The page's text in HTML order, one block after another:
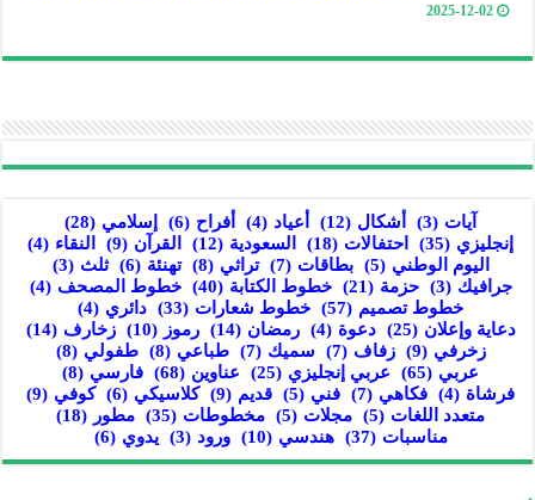
2025-12-02
آيات (3) أشكال (12) أعياد (4) أفراح (6) إسلامي (28)
إنجليزي (35) احتفالات (18) السعودية (12) القرآن (9) النقاء (4)
اليوم الوطني (5) بطاقات (7) تراثي (8) تهنئة (6) ثلث (3)
جرافيك (3) حزمة (21) خطوط الكتابة (40) خطوط المصحف (4)
خطوط تصميم (57) خطوط شعارات (33) دائري (4)
دعاية وإعلان (25) دعوة (4) رمضان (14) رموز (10) زخارف (14)
زخرفي (9) زفاف (7) سميك (7) طباعي (8) طفولي (8)
عربي (65) عربي إنجليزي (25) عناوين (68) فارسي (8)
فرشاة (4) فكاهي (7) فني (5) قديم (9) كلاسيكي (6) كوفي (9)
متعدد اللغات (5) مجلات (5) مخطوطات (35) مطور (18)
مناسبات (37) هندسي (10) ورود (3) يدوي (6)